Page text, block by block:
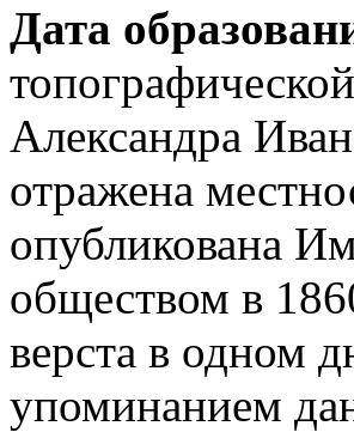
Дата
Александра
отражена
опубликована
обществом в
верста в одном
упоминанием